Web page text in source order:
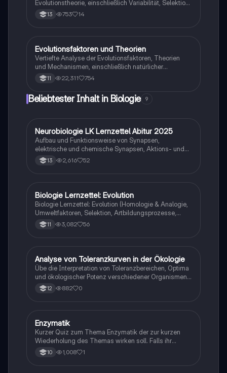
Evolutionstheorie, einschließlich Variabilität, Selektion,
genetischer Variabilität und den verschiedenen Arten
der Artbildung. Diese Zusammenfassung behandelt
Vorbereitung auf die Biologieklausur.
13 753 14
Biologie
Evolutionsfaktoren und Theorien
Vertiefte Analyse der Evolutionsfaktoren, Theorien
und Mechanismen, einschließlich natürlicher
Selektion, genetischer Variabilität, und Artenbildung.
Diese Zusammenfassung bietet einen umfassenden
Diversität des Lebens führen. Ideal für die
11 22,311 754
Beliebtester Inhalt in Biologie 9
Biologie
Neurobiologie LK Lernzettel Abitur 2025
Aufbau und Funktionsweise von Synapsen,
elektrische und chemische Synapsen, Aktions- und
Ruhepotential
13 2,616 52
Biologie
Biologie Lernzettel: Evolution
Biologie Lernzettel: Evolution (Homologie & Analogie,
Umweltfaktoren, Selektion, Artbildungsprozesse,
Klimaregeln, Konkurrenz, Evolution des Menschen…)
11 3,082 56
ABiologie
Analyse von Toleranzkurven in der Ökologie
Übe die Interpretation von Toleranzbereichen, Optima
und ökologischer Potenz verschiedener Organismen
gegenüber Umweltfaktoren.
12 882 0
EBiologie
Enzymatik
Kurzer Quiz zum Thema Enzymatik der zur kurzen
Wiederholung des Themas wirken soll. Falls ihr
Fehlern begegnet wäre ich dankbar ,wenn ihr mir
diese weiterleitet. Danke und euch viel Spaß dabei!
10 1,008 1